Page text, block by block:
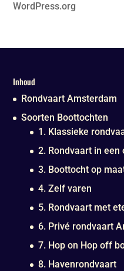
WordPress.org
Inhoud
Rondvaart Amsterdam
Soorten Boottochten
1. Klassieke
2. Rondvaart in een
3. Boottocht op
4. Zelf varen
5. Rondvaart met
6. Privé rondvaart
7. Hop on Hop off
8. Havenrondvaart